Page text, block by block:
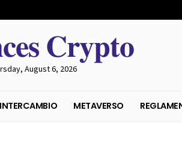
𝐂𝐫𝐲𝐩𝐭𝐨
August 6, 2026